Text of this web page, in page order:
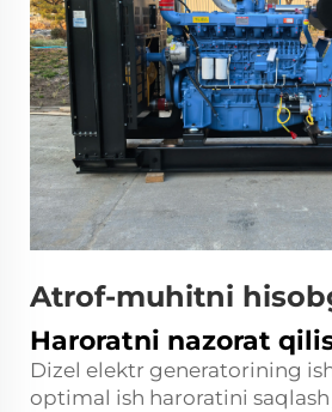
Atrof-muhitni
Haroratni nazorat
Dizel elektr generatorining
optimal ish haroratini